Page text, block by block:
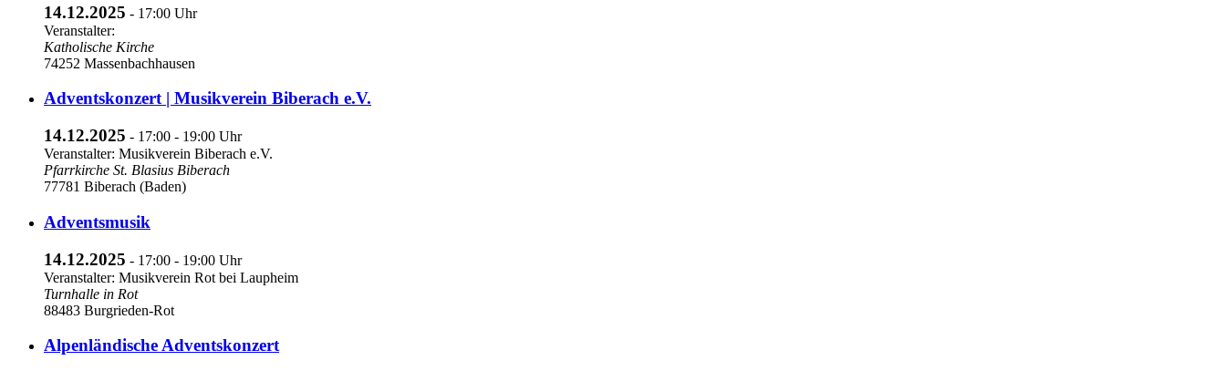
14.12.2025 - 17:00 Uhr
Veranstalter:
Katholische Kirche
74252 Massenbachhausen
Adventskonzert | Musikverein Biberach e.V.
14.12.2025 - 17:00 - 19:00 Uhr
Veranstalter: Musikverein Biberach e.V.
Pfarrkirche St. Blasius Biberach
77781 Biberach (Baden)
Adventsmusik
14.12.2025 - 17:00 - 19:00 Uhr
Veranstalter: Musikverein Rot bei Laupheim
Turnhalle in Rot
88483 Burgrieden-Rot
Alpenländische Adventskonzert